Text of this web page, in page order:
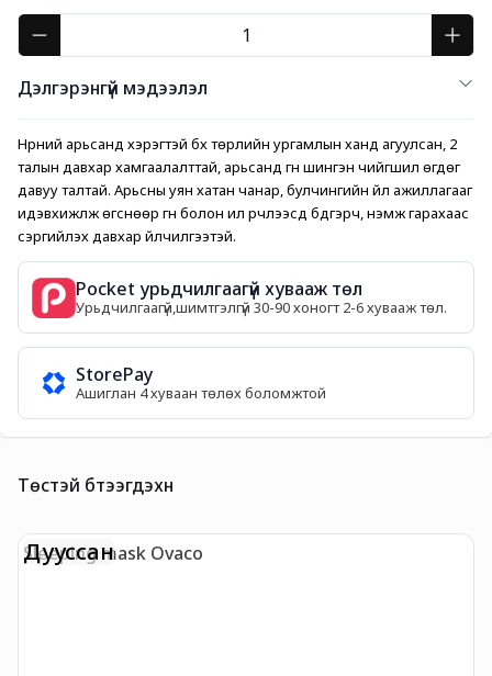
Дэлгэрэнгүй мэдээлэл
Нүүрний арьсанд хэрэгтэй бүх төрлийн ургамлын ханд агуулсан, 2
талын давхар хамгаалалттай, арьсанд гүн шингэн чийгшил өгдөг
давуу талтай. Арьсны уян хатан чанар, булчингийн үйл ажиллагааг
идэвхижүүлж өгснөөр гүн болон ил үрчлээсүүд бүдгэрч, нэмж гарахаас
сэргийлэх давхар үйлчилгээтэй.
Pocket урьдчилгаагүй хувааж төл
Урьдчилгаагүй,шимтгэлгүй 30-90 хоногт 2-6 хувааж төл.
StorePay
Ашиглан 4 хуваан төлөх боломжтой
Төстэй бүтээгдэхүүн
Дууссан
Sleeping mask Ovaco